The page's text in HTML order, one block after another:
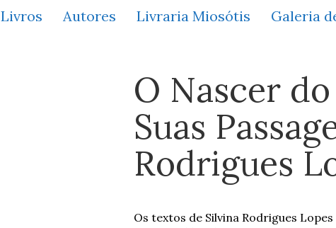
Livros Autores Livraria Miosótis Galeria
O Nascer
Suas
Rodrigues
Os textos de Silvina Rodrigues